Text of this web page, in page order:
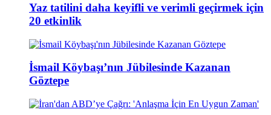
Yaz tatilini daha keyifli ve verimli geçirmek için
20 etkinlik
İsmail Köybaşı’nın Jübilesinde Kazanan
Göztepe